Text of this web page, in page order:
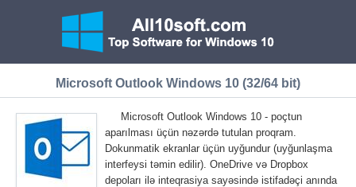
Microsoft Outlook Windows 10 (32/64 bit)
Microsoft Outlook Windows 10 - poçtun
aparılması üçün nəzərdə tutulan proqram.
Dokunmatik ekranlar üçün uyğundur (uyğunlaşma
interfeysi təmin edilir). OneDrive və Dropbox
depoları ilə inteqrasiya sayəsində istifadəçi anında